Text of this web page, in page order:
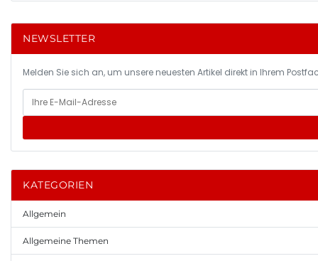
NEWSLETTER
Melden Sie sich an, um unsere neuesten Artikel direkt in Ihrem
KATEGORIEN
Allgemein
Allgemeine Themen